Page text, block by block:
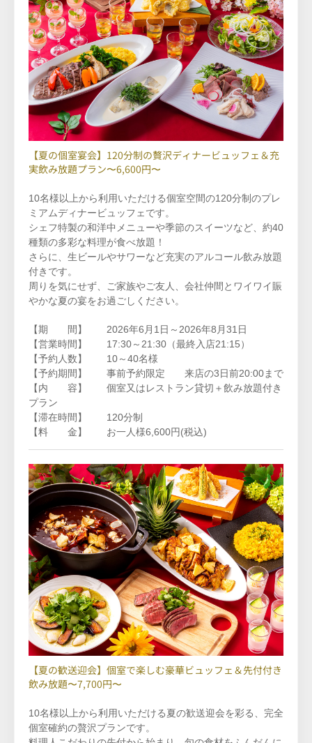
【夏の個室宴会】120分制の贅沢ディナービュッフェ＆充
実飲み放題プラン〜6,600円〜
10名様以上から利用いただける個室空間の120分制のプレ
ミアムディナービュッフェです。
シェフ特製の和洋中メニューや季節のスイーツなど、約40
種類の多彩な料理が食べ放題！
さらに、生ビールやサワーなど充実のアルコール飲み放題
付きです。
周りを気にせず、ご家族やご友人、会社仲間とワイワイ賑
やかな夏の宴をお過ごしください。
【期 間】 2026年6月1日～2026年8月31日
【営業時間】 17:30～21:30（最終入店21:15）
【予約人数】 10～40名様
【予約期間】 事前予約限定 来店の3日前20:00まで
【内 容】 個室又はレストラン貸切＋飲み放題付き
プラン
【滞在時間】 120分制
【料 金】 お一人様6,600円(税込)
【夏の歓送迎会】個室で楽しむ豪華ビュッフェ＆先付付き
飲み放題〜7,700円〜
10名様以上から利用いただける夏の歓送迎会を彩る、完全
個室確約の贅沢プランです。